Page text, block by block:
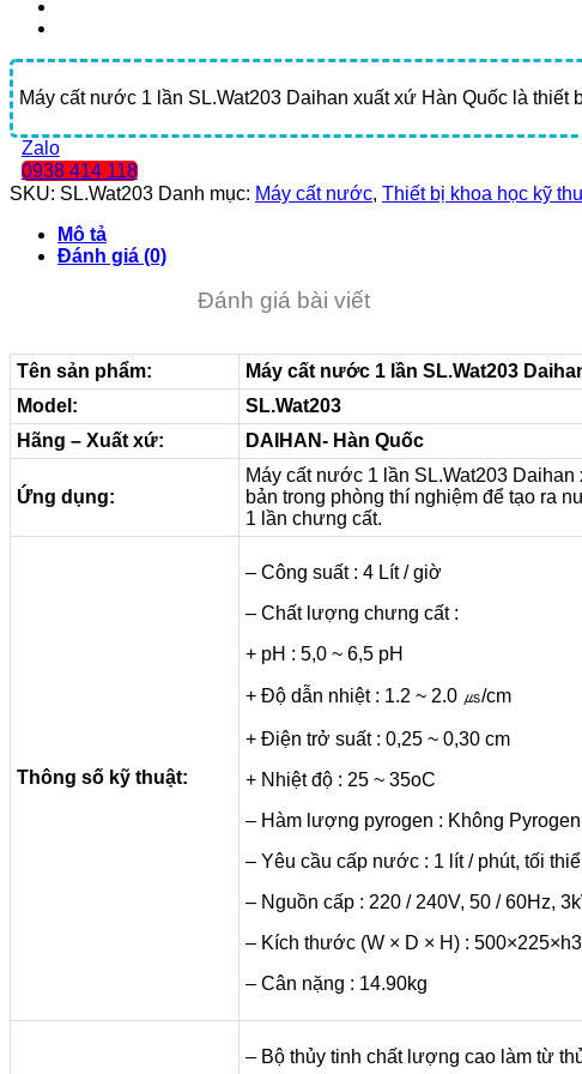
Máy cất nước 1 lần SL.Wat203 Daihan xuất xứ Hàn Quốc là
Zalo
0938 414 118
SKU: SL.Wat203 Danh mục: Máy cất nước, Thiết bị khoa học kỹ
Mô tả
Đánh giá (0)
Đánh giá bài viết
Tên sản phẩm:
Máy cất nước 1 lần SL.Wat203
Model:
SL.Wat203
Hãng – Xuất xứ:
DAIHAN- Hàn Quốc
Ứng dụng:
Máy cất nước 1 lần SL.Wat203
bản trong phòng thí nghiệm để tạo ra
1 lần chưng cất.
Thông số kỹ thuật:
– Công suất : 4 Lít / giờ
– Chất lượng chưng cất :
+ pH : 5,0 ~ 6,5 pH
+ Độ dẫn nhiệt : 1.2 ~ 2.0 ㎲/cm
+ Điện trở suất : 0,25 ~ 0,30 cm
+ Nhiệt độ : 25 ~ 35oC
– Hàm lượng pyrogen : Không Pyrogen
– Yêu cầu cấp nước : 1 lít / phút, tối
– Nguồn cấp : 220 / 240V, 50 / 60Hz,
– Kích thước (W × D × H) :
– Cân nặng : 14.90kg
– Bộ thủy tinh chất lượng cao làm từ